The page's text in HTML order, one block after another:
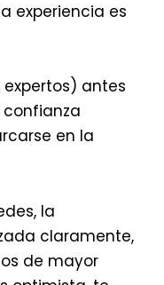
experiencia es
antes
en la
la
claramente,
de mayor